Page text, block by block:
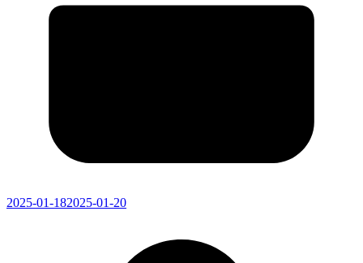
2025-01-182025-01-20